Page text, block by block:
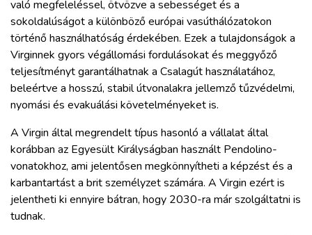
való megfeleléssel, ötvözve a sebességet és a
sokoldalúságot a különböző európai vasúthálózatokon
történő használhatóság érdekében. Ezek a tulajdonságok a
Virginnek gyors végállomási fordulásokat és meggyőző
teljesítményt garantálhatnak a Csalagút használatához,
beleértve a hosszú, stabil útvonalakra jellemző tűzvédelmi,
nyomási és evakuálási követelményeket is.
A Virgin által megrendelt típus hasonló a vállalat által
korábban az Egyesült Királyságban használt Pendolino-
vonatokhoz, ami jelentősen megkönnyítheti a képzést és a
karbantartást a brit személyzet számára. A Virgin ezért is
jelentheti ki ennyire bátran, hogy 2030-ra már szolgáltatni is
tudnak.